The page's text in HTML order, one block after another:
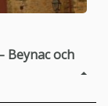
Beynac och